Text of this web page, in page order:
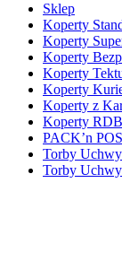
Sklep
Koperty
Koperty
Koperty
Koperty
Koperty
Koperty z
Koperty RDB
PACK’n
Torby
Torby